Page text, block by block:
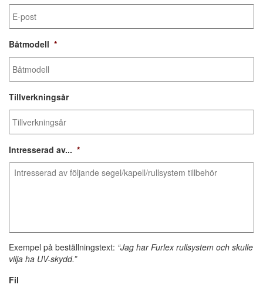
Båtmodell *
Tillverkningsår
Intresserad av... *
Exempel på beställningstext: “Jag har Furlex rullsystem och skulle
vilja ha UV-skydd.”
Fil